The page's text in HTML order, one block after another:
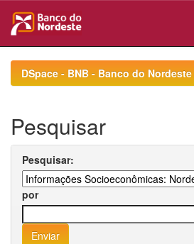
navigationDSpace - BNB - Banco do
Pesquisar
Pesquisar:
por